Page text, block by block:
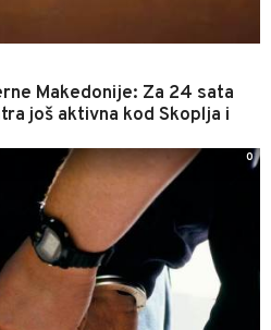
Makedonije: Za 24 sata
još aktivna kod Skoplja i
0